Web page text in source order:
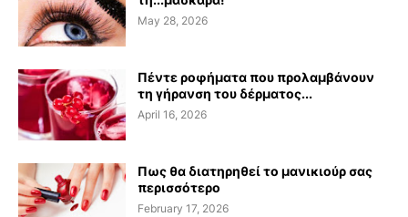
May 28, 2026
Πέντε ροφήματα που προλαμβάνουν
τη γήρανση του δέρματος...
April 16, 2026
Πως θα διατηρηθεί το μανικιούρ σας
περισσότερο
February 17, 2026